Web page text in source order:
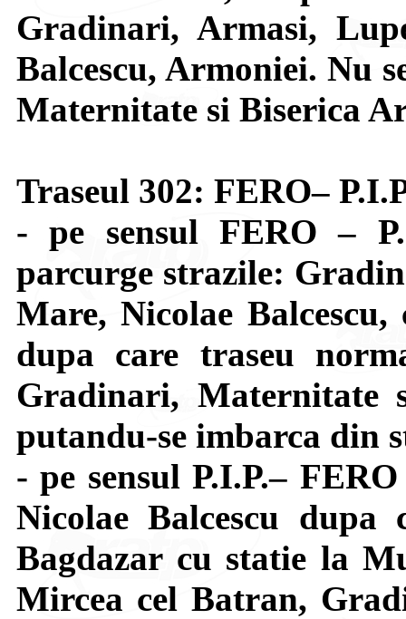
Gradinari, Armasi,
Balcescu, Armoniei. Nu
Maternitate si Biserica
Traseul 302: FERO–
- pe sensul FERO –
parcurge strazile:
Mare, Nicolae
dupa care traseu
Gradinari, Maternitate
putandu-se imbarca din
- pe sensul P.I.P.–
Nicolae Balcescu
Bagdazar cu statie la
Mircea cel Batran,